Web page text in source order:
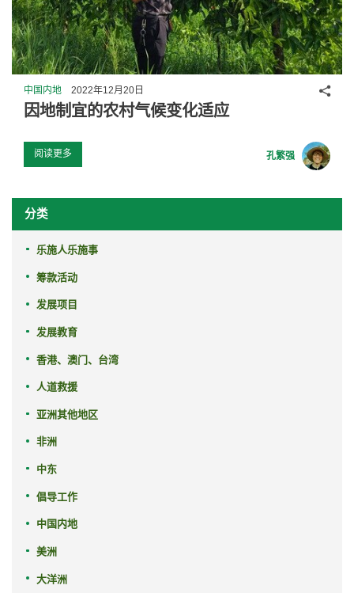
中国内地 2022年12月20日
因地制宜的农村气候变化适应
阅读更多 孔繁强
分享
分类
乐施人乐施事
筹款活动
发展项目
发展教育
香港、澳门、台湾
人道救援
亚洲其他地区
非洲
中东
倡导工作
中国内地
美洲
大洋洲